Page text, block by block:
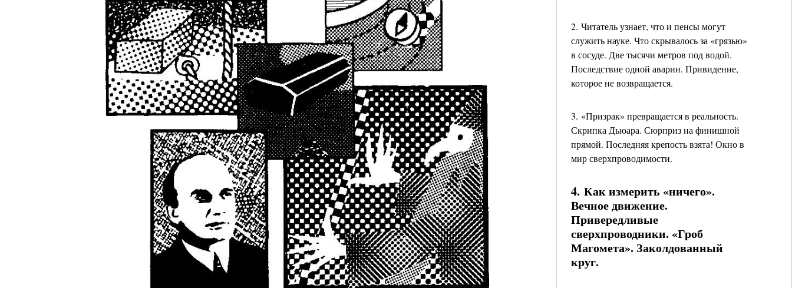
2. Читатель узнает, что и пенсы могут
служить науке. Что скрывалось за «грязью»
в сосуде. Две тысячи метров под водой.
Последствие одной аварии. Привидение,
которое не возвращается.
3. «Призрак» превращается в реальность.
Скрипка Дьюара. Сюрприз на финишной
прямой. Последняя крепость взята! Окно в
мир сверхпроводимости.
4. Как измерить «ничего».
Вечное движение.
Привередливые
сверхпроводники. «Гроб
Магомета». Заколдованный
круг.